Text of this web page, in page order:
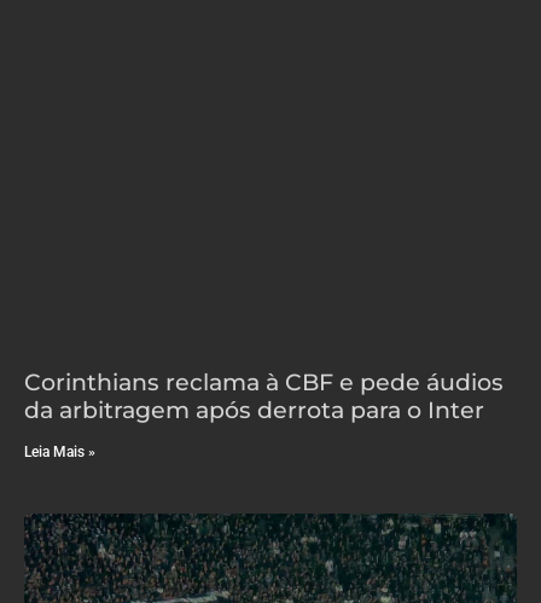
Corinthians reclama à CBF e pede áudios
da arbitragem após derrota para o Inter
Leia Mais »